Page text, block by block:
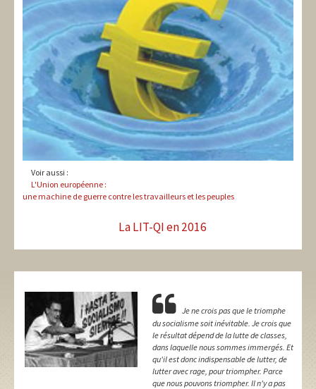
Voir aussi :
L'Union européenne :
une machine de guerre contre les travailleurs et les peuples
La LIT-QI en 2016
Je ne crois pas que le triomphe
du socialisme soit inévitable. Je crois que
le résultat dépend de la lutte de classes,
dans laquelle nous sommes immergés. Et
qu'il est donc indispensable de lutter, de
lutter avec rage, pour triompher. Parce
que nous pouvons triompher. Il n'y a pas